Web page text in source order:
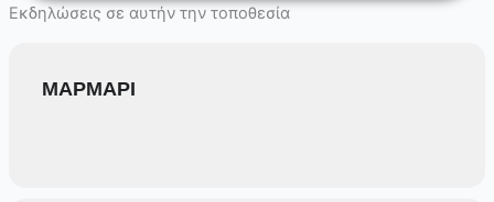
Skip
Εκδηλώσεις σε αυτήν την τοποθεσία
ΜΑΡΜΑΡΙ